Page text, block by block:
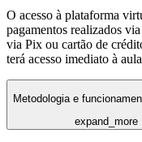
O acesso à plataforma
pagamentos realizados
via Pix ou cartão de
terá acesso imediato à
Metodologia e
expand_more